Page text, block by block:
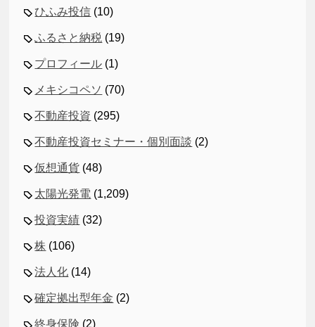
ひふみ投信 (10)
ふるさと納税 (19)
プロフィール (1)
メキシコペソ (70)
不動産投資 (295)
不動産投資セミナー・個別面談 (2)
仮想通貨 (48)
太陽光発電 (1,209)
投資実績 (32)
株 (106)
法人化 (14)
確定拠出型年金 (2)
終身保険 (2)